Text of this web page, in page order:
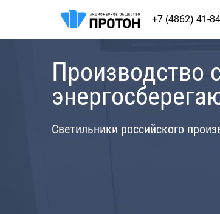
+7 (4862) 41-
Производство
Светильники российского